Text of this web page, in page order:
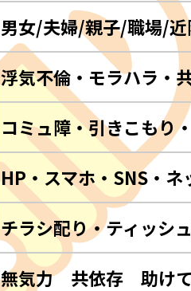
男女/夫婦/親子/職場/近
浮気不倫・モラハラ・
コミュ障・引きこもり
HP・スマホ・SNS・ネ
チラシ配り・ティッシ
無気力 共依存 助け